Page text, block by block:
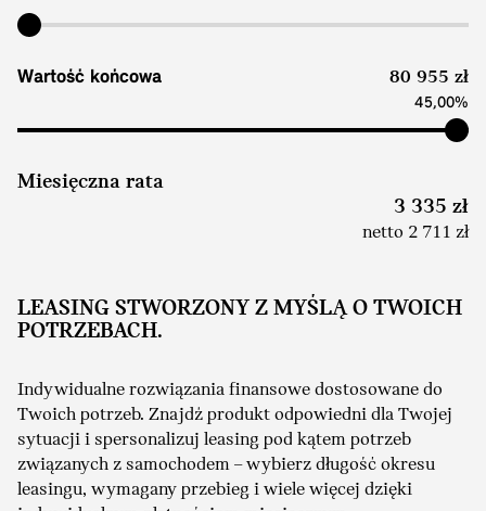
Wartość końcowa 80 955 zł
45,00%
Miesięczna rata
3 335 zł
netto 2 711 zł
LEASING STWORZONY Z MYŚLĄ O TWOICH
POTRZEBACH.
Indywidualne rozwiązania finansowe dostosowane do
Twoich potrzeb. Znajdź produkt odpowiedni dla Twojej
sytuacji i spersonalizuj leasing pod kątem potrzeb
związanych z samochodem – wybierz długość okresu
leasingu, wymagany przebieg i wiele więcej dzięki